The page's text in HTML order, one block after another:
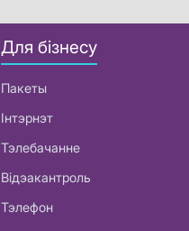
Для бізнесу
Пакеты
Інтэрнэт
Тэлебачанне
Відэакантроль
Тэлефон